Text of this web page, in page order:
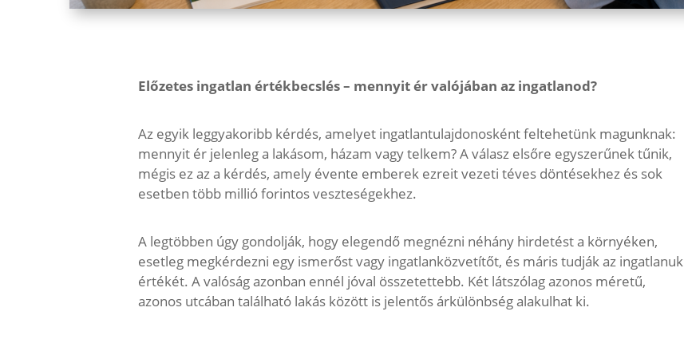
Előzetes ingatlan értékbecslés – mennyit ér valójában az ingatlanod?
Az egyik leggyakoribb kérdés, amelyet ingatlantulajdonosként feltehetünk magunknak:
mennyit ér jelenleg a lakásom, házam vagy telkem? A válasz elsőre egyszerűnek tűnik,
mégis ez az a kérdés, amely évente emberek ezreit vezeti téves döntésekhez és sok
esetben több millió forintos veszteségekhez.
A legtöbben úgy gondolják, hogy elegendő megnézni néhány hirdetést a környéken,
esetleg megkérdezni egy ismerőst vagy ingatlanközvetítőt, és máris tudják az ingatlanuk
értékét. A valóság azonban ennél jóval összetettebb. Két látszólag azonos méretű,
azonos utcában található lakás között is jelentős árkülönbség alakulhat ki.